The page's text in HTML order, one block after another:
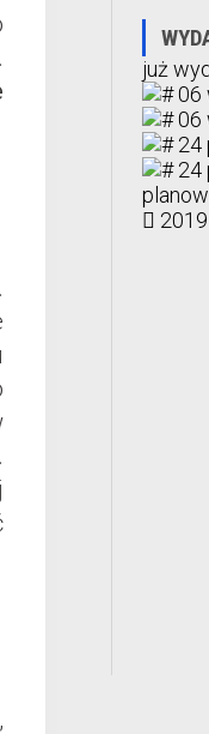
już
06
06
24
24
2019